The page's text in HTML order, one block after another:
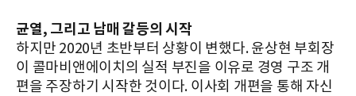
균열, 그리고 남매 갈등의 시작
하지만 2020년 초반부터 상황이 변했다. 윤상현 부회장
이 콜마비앤에이치의 실적 부진을 이유로 경영 구조 개
편을 주장하기 시작한 것이다. 이사회 개편을 통해 자신